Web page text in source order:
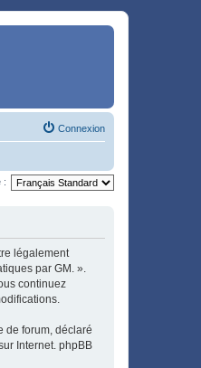
Connexion
:
légalement
par GM. ».
continuez
de forum, déclaré
Internet. phpBB